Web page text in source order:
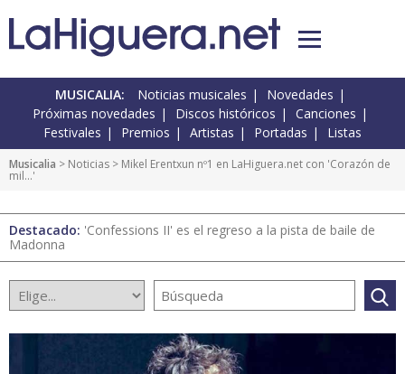
MUSICALIA: Noticias musicales
Novedades
Próximas novedades
Discos históricos
Canciones
Festivales
Premios Artistas Portadas Listas
Musicalia > Noticias > Mikel Erentxun nº1 en LaHiguera.net con 'Corazón de
mil...'
Destacado: 'Confessions II' es el regreso a la pista de baile de
Madonna